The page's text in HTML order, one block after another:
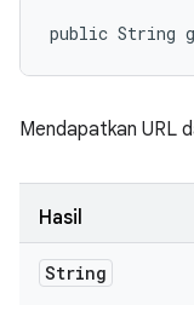
public String
Mendapatkan URL
Hasil
String